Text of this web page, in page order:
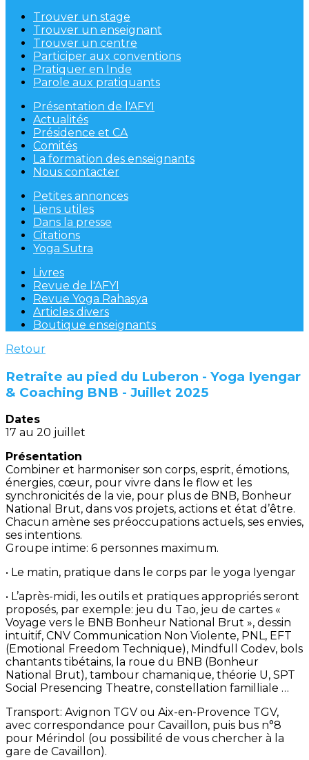
Trouver un stage
Trouver un enseignant
Trouver un centre
Participer aux conventions
Pratiquer en Inde
Parole aux pratiquants
Présentation de l'AFYI
Actualités
Présidence et CA
Comités
La formation des enseignants
Nous contacter
Petites annonces
Liens utiles
Dans la presse
Citations
Yoga Sutra
Livres
Revue de l'AFYI
Revue Yoga Rahasya
Articles divers
Boutique enseignants
Retour
Retraite au pied du Luberon - Yoga Iyengar
& Coaching BNB - Juillet 2025
Dates
17 au 20 juillet
Présentation
Combiner et harmoniser son corps, esprit, émotions,
énergies, cœur, pour vivre dans le flow et les
synchronicités de la vie, pour plus de BNB, Bonheur
National Brut, dans vos projets, actions et état d’être.
Chacun amène ses préoccupations actuels, ses envies,
ses intentions.
Groupe intime: 6 personnes maximum.
• Le matin, pratique dans le corps par le yoga Iyengar
• L’après-midi, les outils et pratiques appropriés seront
proposés, par exemple: jeu du Tao, jeu de cartes «
Voyage vers le BNB Bonheur National Brut », dessin
intuitif, CNV Communication Non Violente, PNL, EFT
(Emotional Freedom Technique), Mindfull Codev, bols
chantants tibétains, la roue du BNB (Bonheur
National Brut), tambour chamanique, théorie U, SPT
Social Presencing Theatre, constellation familliale …
Transport: Avignon TGV ou Aix-en-Provence TGV,
avec correspondance pour Cavaillon, puis bus n°8
pour Mérindol (ou possibilité de vous chercher à la
gare de Cavaillon).